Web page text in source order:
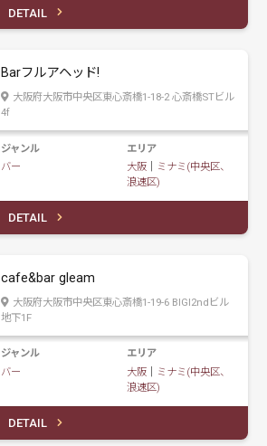
DETAIL
Barフルアヘッド!
大阪府大阪市中央区東心斎橋1-18-2 心斎橋STビル
4f
ジャンル
バー
エリア
大阪｜
ミナミ(中央区、
浪速区)
DETAIL
cafe&bar gleam
大阪府大阪市中央区東心斎橋1-19-6 BIGI2ndビル
地下1F
ジャンル
バー
エリア
大阪｜
ミナミ(中央区、
浪速区)
DETAIL